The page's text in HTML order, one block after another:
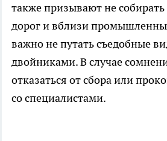
также призывают не
дорог и вблизи
важно не путать съедобные
двойниками. В случае
отказаться от сбора или
со специалистами.